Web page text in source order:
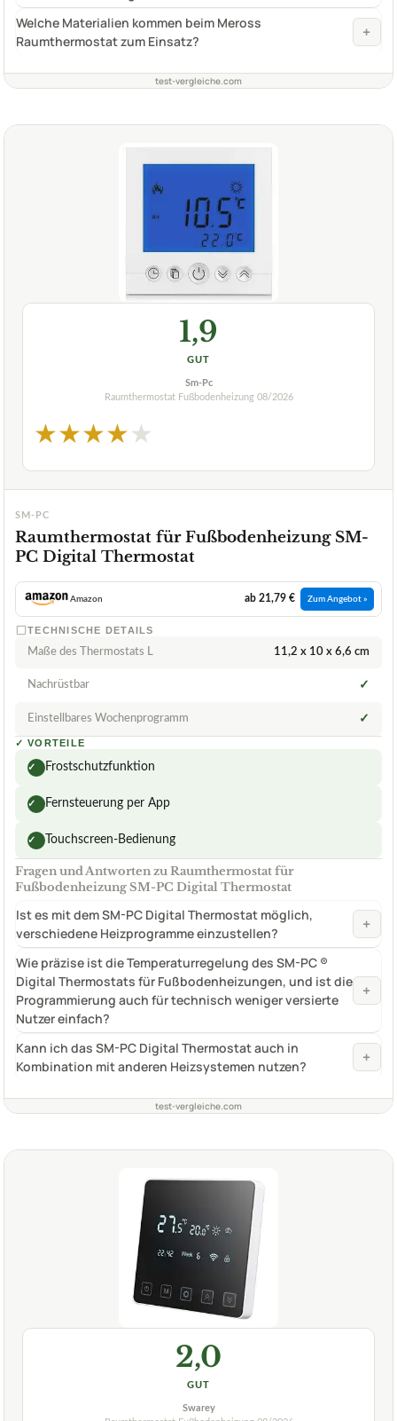
Welche Materialien kommen beim Meross
Raumthermostat zum Einsatz?
+
test-vergleiche.com
1,9
GUT
Sm-Pc
Raumthermostat Fußbodenheizung 08/2026
★★★★★
SM-PC
Raumthermostat für Fußbodenheizung SM-
PC Digital Thermostat
Amazon ab 21,79 € Zum Angebot »
TECHNISCHE DETAILS
Maße des Thermostats L ‎11,2 x 10 x 6,6 cm
Nachrüstbar ✓
Einstellbares Wochenprogramm ✓
✓ VORTEILE
✓ Frostschutzfunktion
✓ Fernsteuerung per App
✓ Touchscreen-Bedienung
Fragen und Antworten zu Raumthermostat für
Fußbodenheizung SM-PC Digital Thermostat
Ist es mit dem SM-PC Digital Thermostat möglich,
verschiedene Heizprogramme einzustellen?
+
Wie präzise ist die Temperaturregelung des SM-PC ®
Digital Thermostats für Fußbodenheizungen, und ist die
Programmierung auch für technisch weniger versierte
Nutzer einfach?
+
Kann ich das SM-PC Digital Thermostat auch in
Kombination mit anderen Heizsystemen nutzen?
+
test-vergleiche.com
2,0
GUT
Swarey